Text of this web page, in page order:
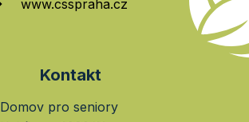
www.csspraha.cz
Kontakt
Domov pro seniory